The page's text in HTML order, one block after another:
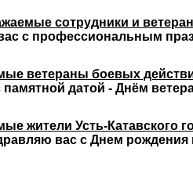
сотрудники и
с профессиональным
ветераны боевых
датой - Днём
жители Усть-Катавского
вас с Днем